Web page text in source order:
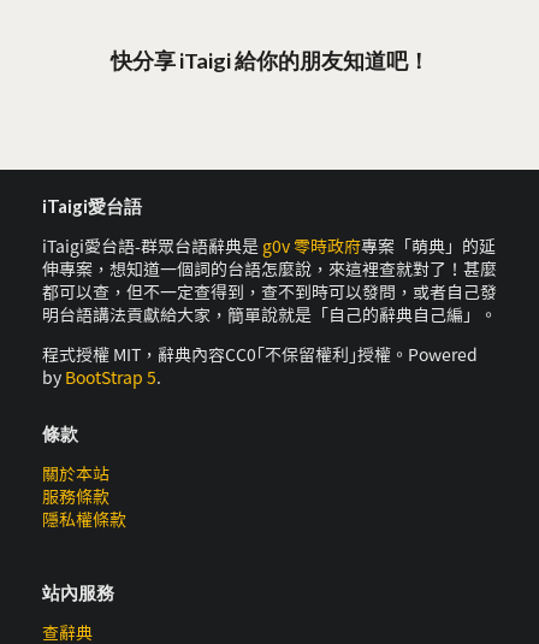
快分享 iTaigi 給你的朋友知道吧！
iTaigi愛台語
iTaigi愛台語-群眾台語辭典是 g0v 零時政府專案「萌典」的延
伸專案，想知道一個詞的台語怎麼說，來這裡查就對了！甚麼
都可以查，但不一定查得到，查不到時可以發問，或者自己發
明台語講法貢獻給大家，簡單說就是「自己的辭典自己編」。
程式授權 MIT，辭典內容CC0｢不保留權利｣授權。Powered
by BootStrap 5.
條款
關於本站
服務條款
隱私權條款
站內服務
查辭典